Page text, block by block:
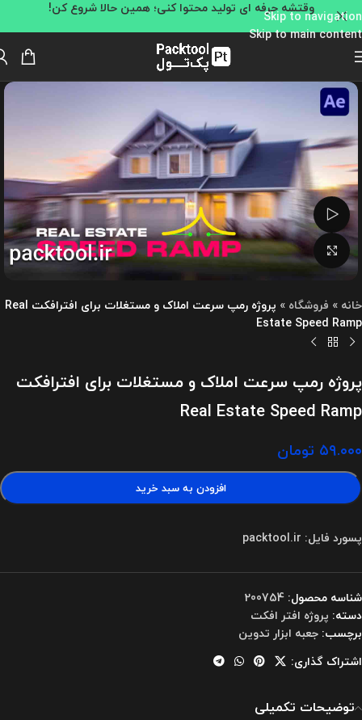
Skip to navigation
Skip to main content
وقتشه حرفه ای تولید محتوا کنی؛ همین حالا شروع کن!
تماشای ویدئو
بزرگنمایی تصویر
خانه » فروشگاه »
پروژه رمپ سرعت املاک و مستغلات برای افترافکت Real
Estate Speed Ramp
پروژه رمپ سرعت املاک و مستغلات برای افترافکت
Real Estate Speed Ramp
۵۹.۰۰۰ تومان
افزودن به سبد خرید
پسورد فایل: packtool.ir
شناسه محصول: 200754
دسته: پروژه افتر افکت
برچسب: جعبه ابزار تدوین
اشتراک گذاری:
توضیحات تکمیلی